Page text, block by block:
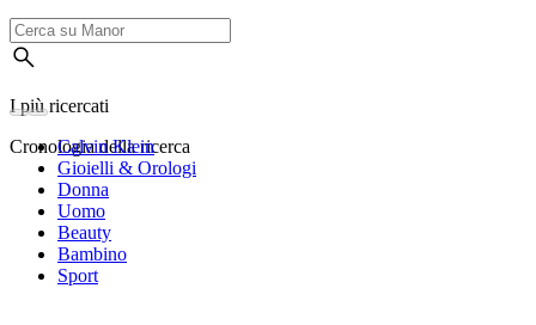
I più ricercati
Cronologia della ricerca
Calvin Klein
Gioielli & Orologi
Donna
Uomo
Beauty
Bambino
Sport